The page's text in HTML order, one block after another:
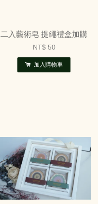
二入藝術皂 提繩禮盒加購
NT$ 50
加入購物車